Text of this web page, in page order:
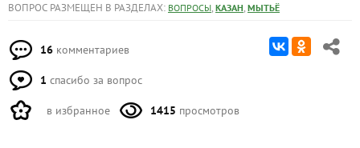
ВОПРОС РАЗМЕЩЕН В РАЗДЕЛАХ: ВОПРОСЫ, КАЗАН, МЫТЬЁ
16 комментариев
1 спасибо за вопрос
в избранное 1415 просмотров